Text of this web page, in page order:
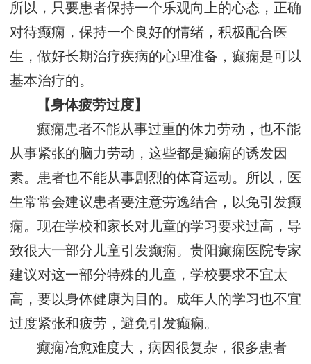
所以，只要患者保持一个乐观向上的心态，正确
对待癫痫，保持一个良好的情绪，积极配合医
生，做好长期治疗疾病的心理准备，癫痫是可以
基本治疗的。
【身体疲劳过度】
癫痫患者不能从事过重的休力劳动，也不能
从事紧张的脑力劳动，这些都是癫痫的诱发因
素。患者也不能从事剧烈的体育运动。所以，医
生常常会建议患者要注意劳逸结合，以免引发癫
痫。现在学校和家长对儿童的学习要求过高，导
致很大一部分儿童引发癫痫。贵阳癫痫医院专家
建议对这一部分特殊的儿童，学校要求不宜太
高，要以身体健康为目的。成年人的学习也不宜
过度紧张和疲劳，避免引发癫痫。
癫痫冶愈难度大，病因很复杂，很多患者